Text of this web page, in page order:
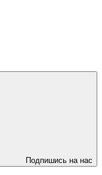
Подпишись на нас